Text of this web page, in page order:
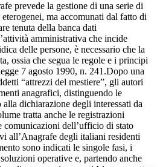
prevede la gestione di una serie di
ma accomunati dal fatto di
tenuta della banca dati
amministrativa che incide
delle persone, è necessario che la
ossia che segua le regole e i principi
7 agosto 1990, n. 241.Dopo una
“attrezzi del mestiere”, gli autori
anagrafici, distinguendo le
dichiarazione degli interessati da
tratta anche le registrazioni
comunicazioni dell’ufficio di stato
all’Anagrafe degli italiani residenti
sono indicati le singole fasi, i
operative e, partendo anche